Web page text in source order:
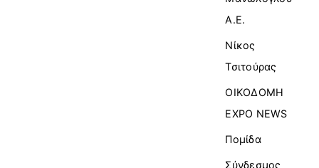
Α.Ε.
Νίκος
Τσιτούρας
ΟΙΚΟΔΟΜΗ
EXPO NEWS
Πομίδα
Σύνδεσμος